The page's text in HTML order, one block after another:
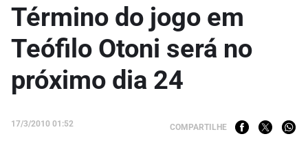
Término do jogo em
Teófilo Otoni será no
próximo dia 24
17/3/2010 01:52 COMPARTILHE